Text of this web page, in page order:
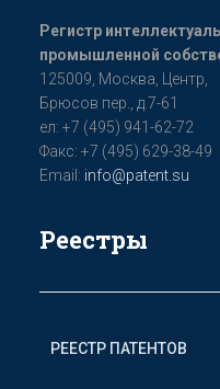
Регистр
промышленной
125009, Мoсква, Цeнтр,
Бpюсoв пер., д.7-61
ел: +7 (495) 941-62-72
Факс: +7 (495) 629-38-49
Email: info@patent.su
Реестры
РЕЕСТР ПАТЕНТОВ